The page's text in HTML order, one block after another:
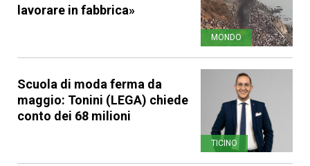
lavorare in fabbrica»
MONDO
Scuola di moda ferma da
maggio: Tonini (LEGA) chiede
conto dei 68 milioni
TICINO